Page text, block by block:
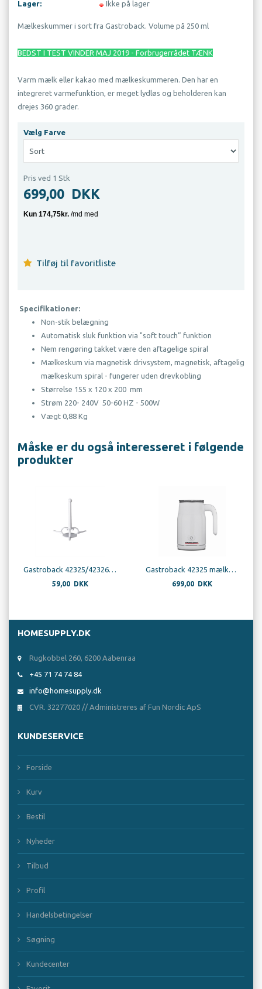
Lager:
Ikke på lager
Mælkeskummer i sort fra Gastroback. Volume på 250 ml
BEDST I TEST VINDER MAJ 2019 - Forbrugerrådet TÆNK
Varm mælk eller kakao med mælkeskummeren. Den har en
integreret varmefunktion, er meget lydløs og beholderen kan
drejes 360 grader.
Vælg Farve
Pris ved 1 Stk
699,00 DKK
Tilføj til favoritliste
Specifikationer:
Non-stik belægning
Automatisk sluk funktion via "soft touch” funktion
Nem rengøring takket være den aftagelige spiral
Mælkeskum via magnetisk drivsystem, magnetisk, aftagelig
mælkeskum spiral - fungerer uden drevkobling
Størrelse 155 x 120 x 200 mm
Strøm 220- 240V 50-60 HZ - 500W
Vægt 0,88 Kg
Måske er du også interesseret i følgende
produkter
Gastroback 42325/42326 Mælkeskummer Spiralholder
59,00 DKK
Gastroback 42325 mælkeskummer latte magic, hvid
699,00 DKK
HOMESUPPLY.DK
Rugkobbel 260, 6200 Aabenraa
+45 71 74 74 84
info@homesupply.dk
CVR. 32277020 // Administreres af Fun Nordic ApS
KUNDESERVICE
Forside
Kurv
Bestil
Nyheder
Tilbud
Profil
Handelsbetingelser
Søgning
Kundecenter